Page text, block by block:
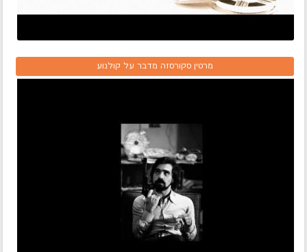
מרטין סקורסזה מדבר על קולנוע